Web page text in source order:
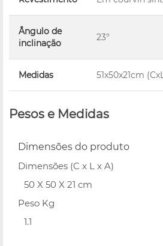
Ângulo de
inclinação
23°
Medidas 51x50x21cm
Pesos e Medidas
Dimensões do produto
Dimensões (C x L x A)
50 X 50 X 21 cm
Peso Kg
1.1